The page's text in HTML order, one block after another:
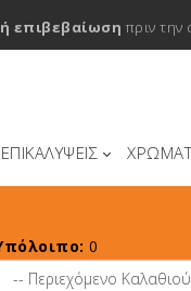
επιβεβαίωση πριν την
ΕΠΙΚΑΛΥΨΕΙΣ
0